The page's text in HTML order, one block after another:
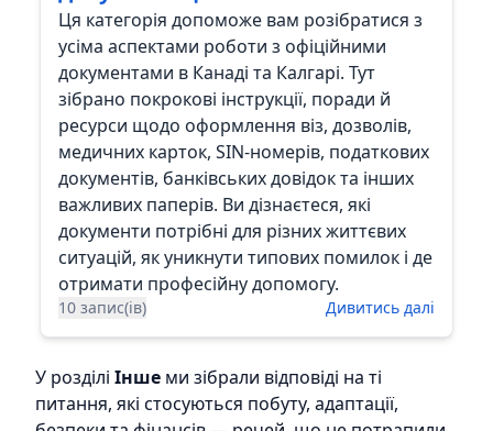
Ця категорія допоможе вам розібратися з
усіма аспектами роботи з офіційними
документами в Канаді та Калгарі. Тут
зібрано покрокові інструкції, поради й
ресурси щодо оформлення віз, дозволів,
медичних карток, SIN-номерів, податкових
документів, банківських довідок та інших
важливих паперів. Ви дізнаєтеся, які
документи потрібні для різних життєвих
ситуацій, як уникнути типових помилок і де
отримати професійну допомогу.
10 запис(ів) Дивитись далі
У розділі Інше ми зібрали відповіді на ті
питання, які стосуються побуту, адаптації,